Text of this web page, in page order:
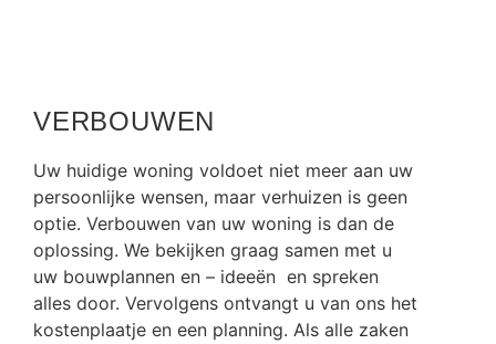
VERBOUWEN
Uw huidige woning voldoet niet meer aan uw
persoonlijke wensen, maar verhuizen is geen
optie. Verbouwen van uw woning is dan de
oplossing. We bekijken graag samen met u
uw bouwplannen en – ideeën en spreken
alles door. Vervolgens ontvangt u van ons het
kostenplaatje en een planning. Als alle zaken